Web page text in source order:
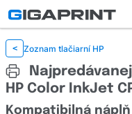
< Zoznam tlačiarní HP
HP Color InkJet
Kompatibilná náplň